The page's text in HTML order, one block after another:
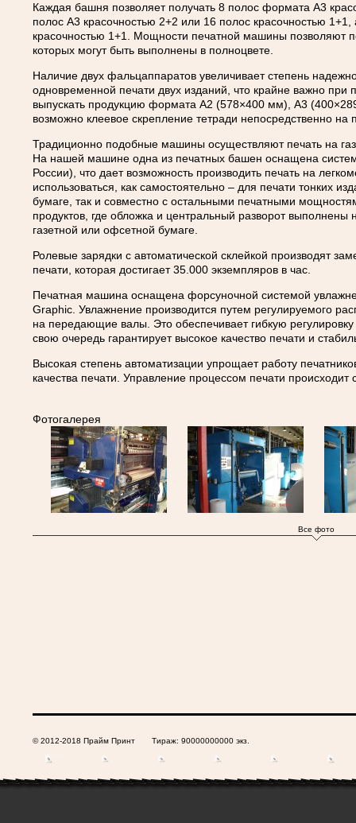
Каждая башня позволяет получать 8 полос формата А3
полос А3 красочностью 2+2 или 16 полос красочностью
красочностью 1+1. Мощности печатной машины позволяют
которых могут быть выполнены в полноцвете.
Наличие двух фальцаппаратов увеличивает степень
одновременной печати двух изданий, что крайне важно при
выпускать продукцию формата А2 (578×400 мм), А3
возможно клеевое скрепление тетради непосредственно
Традиционно подобные машины осуществляют печать на
На нашей машине одна из печатных башен оснащена
России), что дает возможность производить печать на
использоваться, как самостоятельно – для печати тонких
бумаге, так и совместно с остальными печатными
продуктов, где обложка и центральный разворот
газетной или офсетной бумаге.
Ролевые зарядки с автоматической склейкой производят
печати, которая достигает 35.000 экземпляров в час.
Печатная машина оснащена форсуночной системой
Graphic. Увлажнение производится путем регулируемого
на передающие валы. Это обеспечивает гибкую
свою очередь гарантирует высокое качество печати и
Высокая степень автоматизации упрощает работу
качества печати. Управление процессом печати происходит
Фотогалерея
Все фото
© 2012-2018 Прайм Принт Тираж: 90000000000 экз.